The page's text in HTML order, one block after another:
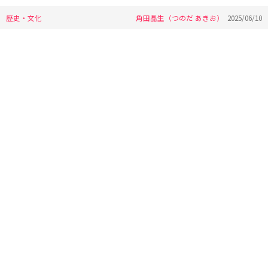
歴史・文化 角田晶生（つのだ あきお） 2025/06/10